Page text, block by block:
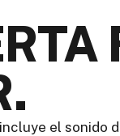
el sonido